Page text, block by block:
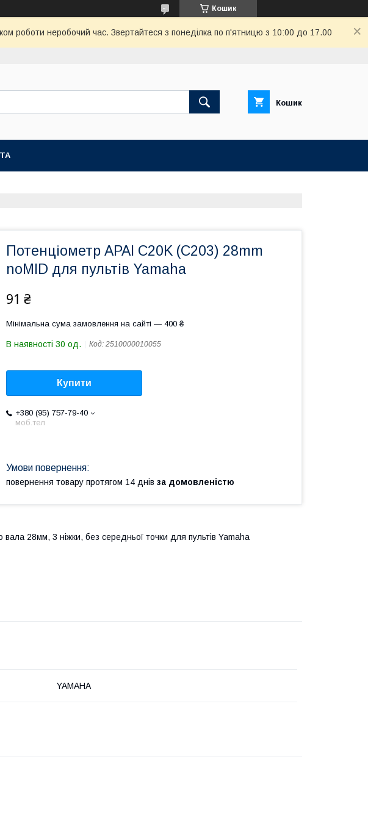
Кошик
роботи неробочий час. Звертайтеся з понеділка по п'ятницю з 10:00 до 17.00
Кошик
Потенціометр APAI C20K (C203) 28mm
noMID для пультів Yamaha
91 ₴
Мінімальна сума замовлення на сайті — 400 ₴
В наявності 30 од. Код: 2510000010055
Купити
+380 (95) 757-79-40
моб.тел
повернення товару протягом 14 днів за домовленістю
28мм, 3 ніжки, без середньої точки для пультів Yamaha
YAMAHA